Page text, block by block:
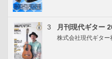
3 月刊現代ギター
株式会社現代ギター